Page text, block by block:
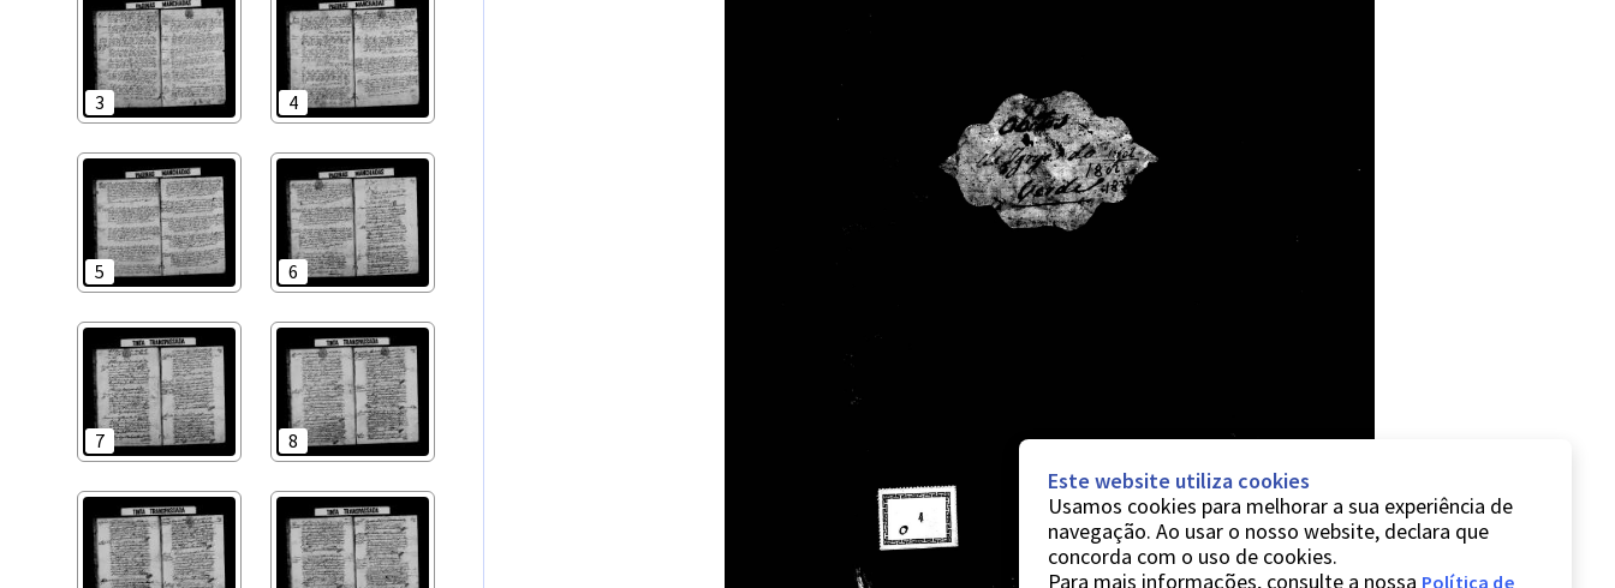
3 4
5 6
7 8
Este website utiliza cookies
Usamos cookies para melhorar a sua experiência de
navegação. Ao usar o nosso website, declara que
concorda com o uso de cookies.
Para mais informações, consulte a nossa Política de